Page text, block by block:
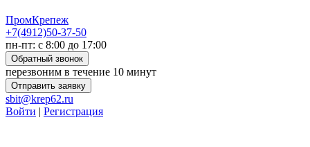
ПромКрепеж
+7(4912)50-37-50
пн-пт: с 8:00 до 17:00
Обратный звонок
перезвоним в течение 10 минут
Отправить заявку
sbit@krep62.ru
Войти | Регистрация